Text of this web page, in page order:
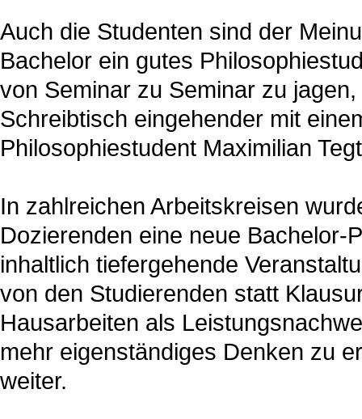
Auch die Studenten sind der
Bachelor ein gutes
von Seminar zu Seminar zu
Schreibtisch eingehender mit
Philosophiestudent Maximilian
In zahlreichen Arbeitskreisen
Dozierenden eine neue Bachelor-
inhaltlich tiefergehende
von den Studierenden statt
Hausarbeiten als
mehr eigenständiges Denken zu
weiter.